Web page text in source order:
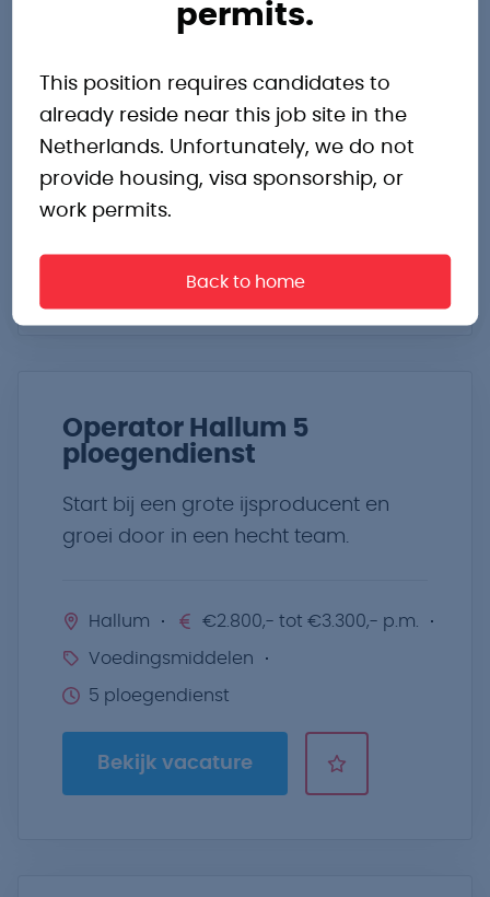
permits.
This position requires candidates to
already reside near this job site in the
Netherlands. Unfortunately, we do not
provide housing, visa sponsorship, or
work permits.
Back to home
Looking for a challenge as an
operator in the pharmaceutical
Breda €4.297,- tot €4.297,- p.m.
3 ploegendienst
Bekijk vacature
Operator Hallum 5
ploegendienst
Start bij een grote ijsproducent en
groei door in een hecht team.
Hallum €2.800,- tot €3.300,- p.m.
Voedingsmiddelen
5 ploegendienst
Bekijk vacature